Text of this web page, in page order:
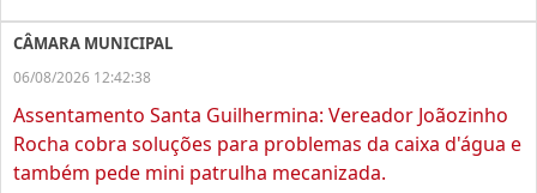
CÂMARA MUNICIPAL
06/08/2026 12:42:38
Assentamento Santa Guilhermina: Vereador Joãozinho
Rocha cobra soluções para problemas da caixa d'água e
também pede mini patrulha mecanizada.